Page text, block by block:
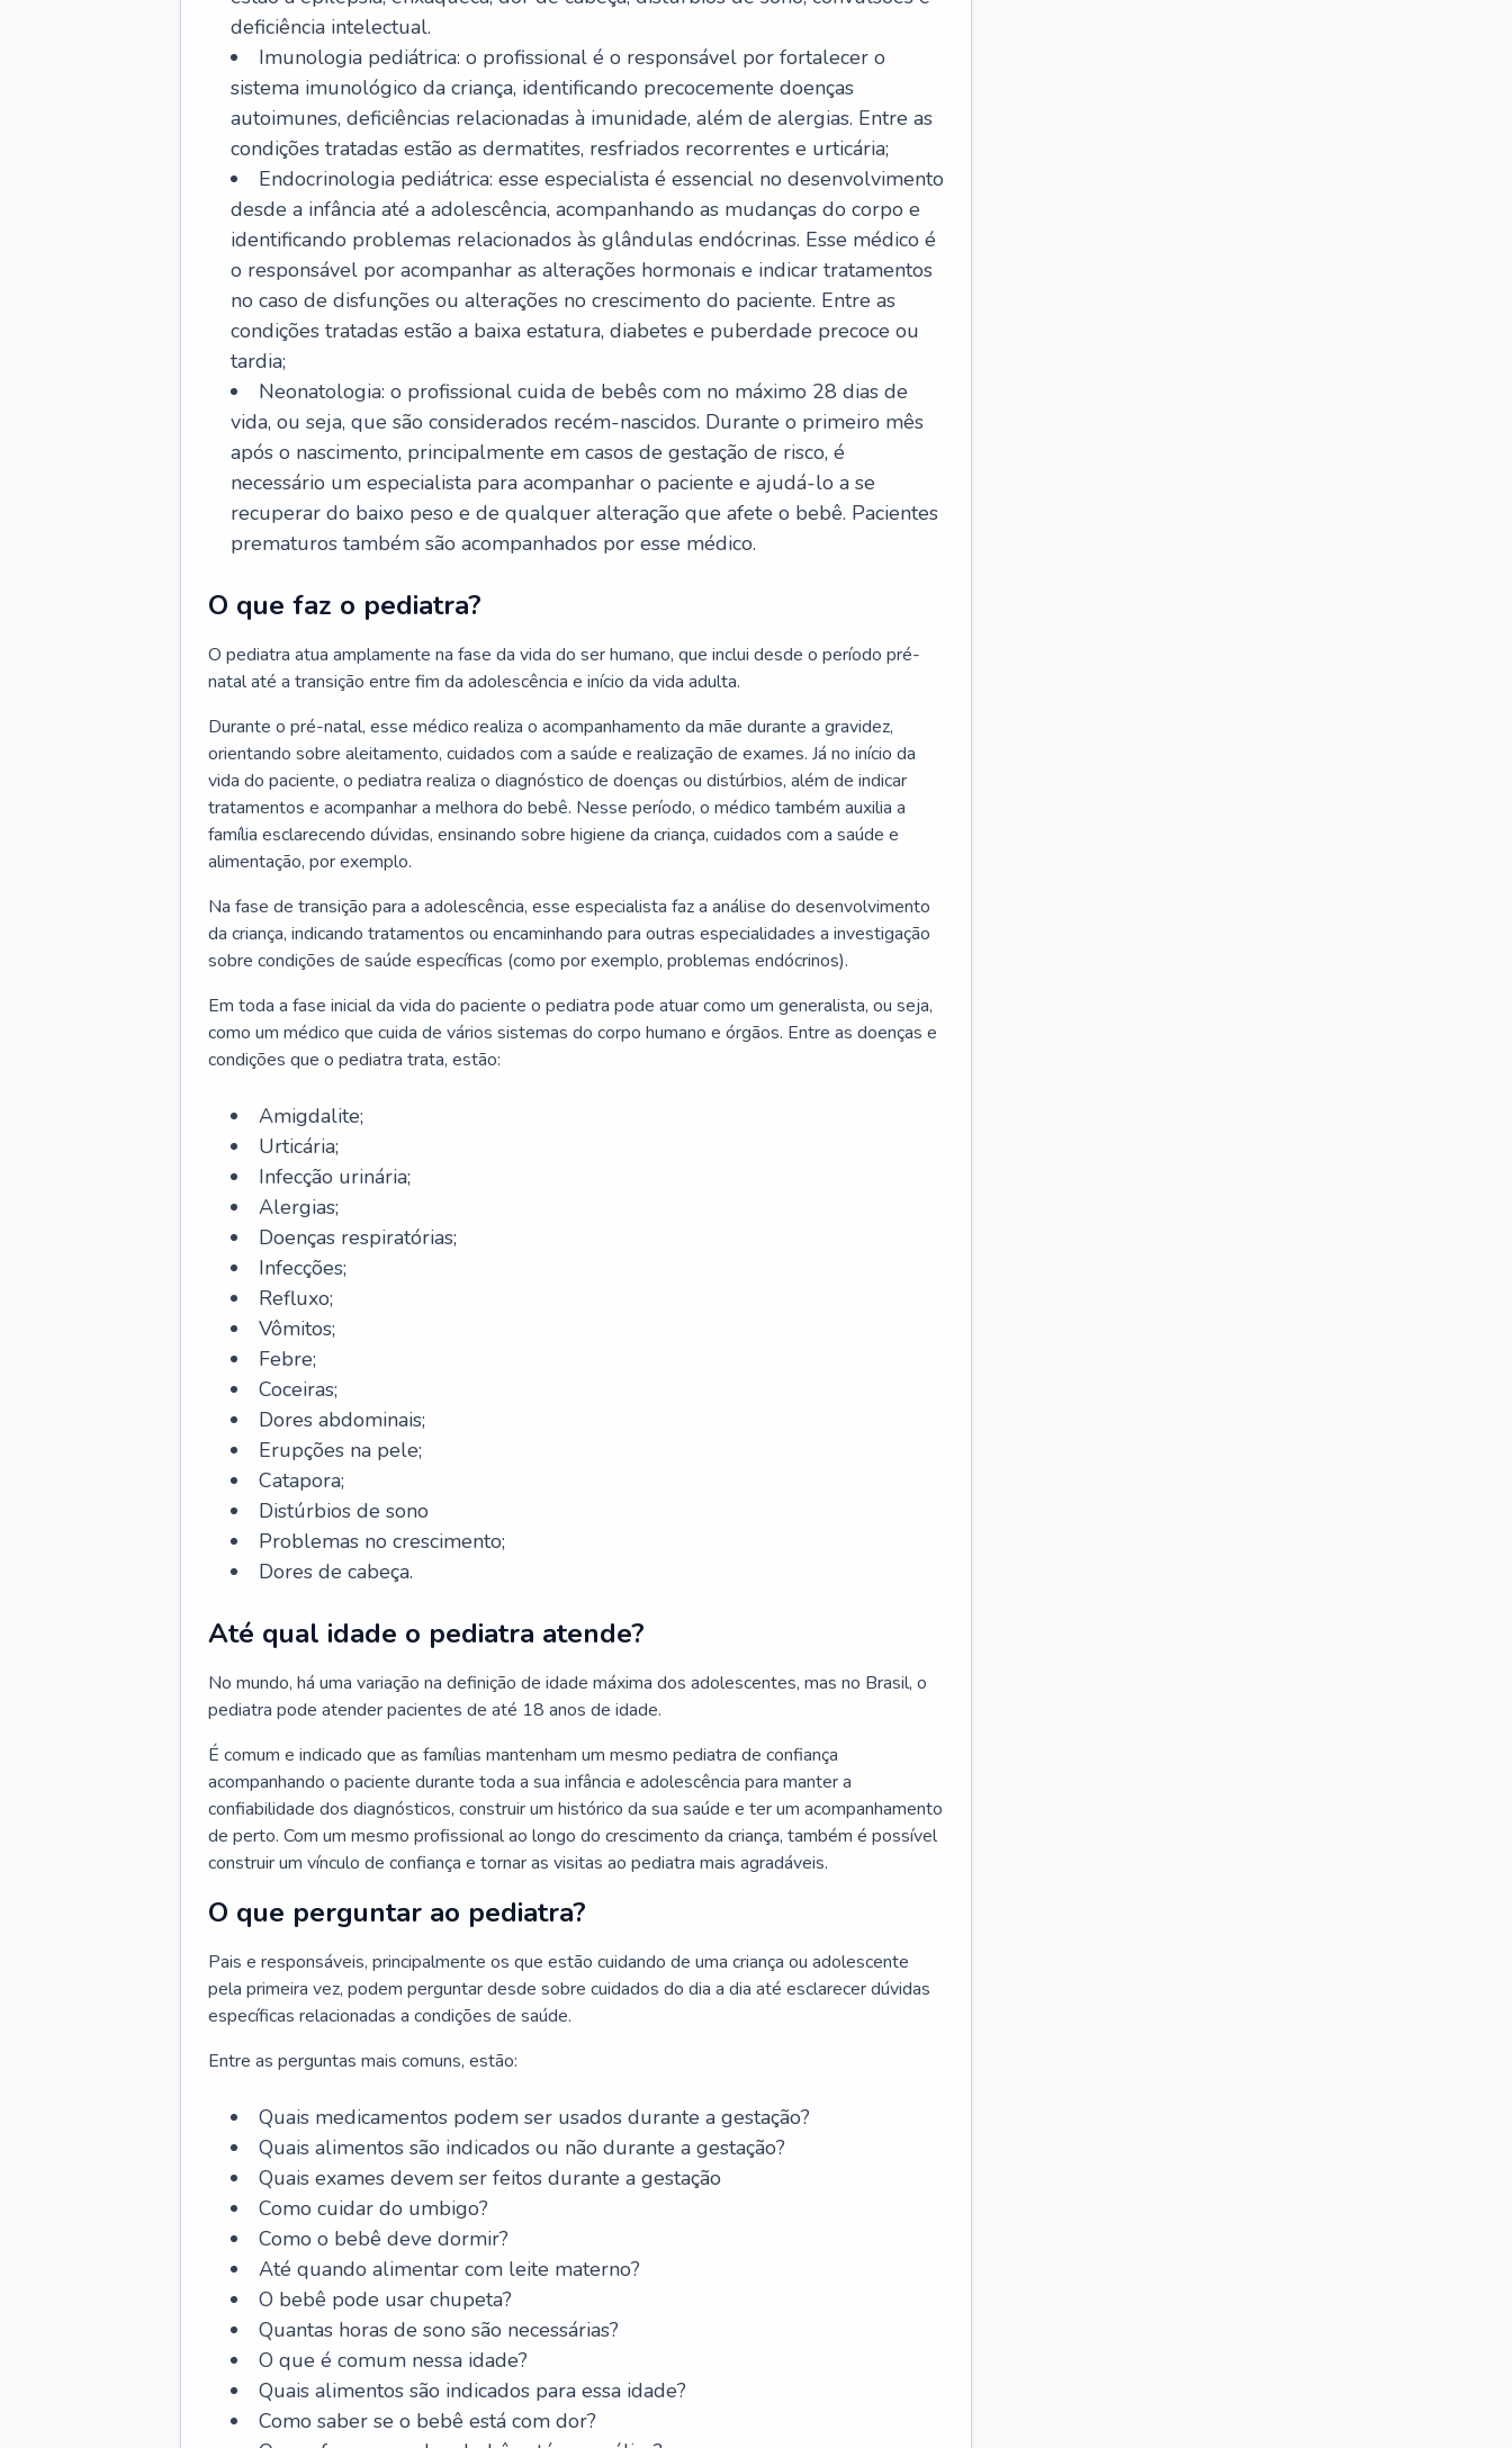
deficiência intelectual.
Imunologia pediátrica: o profissional é o responsável por fortalecer o
sistema imunológico da criança, identificando precocemente doenças
autoimunes, deficiências relacionadas à imunidade, além de alergias. Entre as
condições tratadas estão as dermatites, resfriados recorrentes e urticária;
Endocrinologia pediátrica: esse especialista é essencial no desenvolvimento
desde a infância até a adolescência, acompanhando as mudanças do corpo e
identificando problemas relacionados às glândulas endócrinas. Esse médico é
o responsável por acompanhar as alterações hormonais e indicar tratamentos
no caso de disfunções ou alterações no crescimento do paciente. Entre as
condições tratadas estão a baixa estatura, diabetes e puberdade precoce ou
tardia;
Neonatologia: o profissional cuida de bebês com no máximo 28 dias de
vida, ou seja, que são considerados recém-nascidos. Durante o primeiro mês
após o nascimento, principalmente em casos de gestação de risco, é
necessário um especialista para acompanhar o paciente e ajudá-lo a se
recuperar do baixo peso e de qualquer alteração que afete o bebê. Pacientes
prematuros também são acompanhados por esse médico.
O que faz o pediatra?
O pediatra atua amplamente na fase da vida do ser humano, que inclui desde o período pré-
natal até a transição entre fim da adolescência e início da vida adulta.
Durante o pré-natal, esse médico realiza o acompanhamento da mãe durante a gravidez,
orientando sobre aleitamento, cuidados com a saúde e realização de exames. Já no início da
vida do paciente, o pediatra realiza o diagnóstico de doenças ou distúrbios, além de indicar
tratamentos e acompanhar a melhora do bebê. Nesse período, o médico também auxilia a
família esclarecendo dúvidas, ensinando sobre higiene da criança, cuidados com a saúde e
alimentação, por exemplo.
Na fase de transição para a adolescência, esse especialista faz a análise do desenvolvimento
da criança, indicando tratamentos ou encaminhando para outras especialidades a investigação
sobre condições de saúde específicas (como por exemplo, problemas endócrinos).
Em toda a fase inicial da vida do paciente o pediatra pode atuar como um generalista, ou seja,
como um médico que cuida de vários sistemas do corpo humano e órgãos. Entre as doenças e
condições que o pediatra trata, estão:
Amigdalite;
Urticária;
Infecção urinária;
Alergias;
Doenças respiratórias;
Infecções;
Refluxo;
Vômitos;
Febre;
Coceiras;
Dores abdominais;
Erupções na pele;
Catapora;
Distúrbios de sono
Problemas no crescimento;
Dores de cabeça.
Até qual idade o pediatra atende?
No mundo, há uma variação na definição de idade máxima dos adolescentes, mas no Brasil, o
pediatra pode atender pacientes de até 18 anos de idade.
É comum e indicado que as famílias mantenham um mesmo pediatra de confiança
acompanhando o paciente durante toda a sua infância e adolescência para manter a
confiabilidade dos diagnósticos, construir um histórico da sua saúde e ter um acompanhamento
de perto. Com um mesmo profissional ao longo do crescimento da criança, também é possível
construir um vínculo de confiança e tornar as visitas ao pediatra mais agradáveis.
O que perguntar ao pediatra?
Pais e responsáveis, principalmente os que estão cuidando de uma criança ou adolescente
pela primeira vez, podem perguntar desde sobre cuidados do dia a dia até esclarecer dúvidas
específicas relacionadas a condições de saúde.
Entre as perguntas mais comuns, estão:
Quais medicamentos podem ser usados durante a gestação?
Quais alimentos são indicados ou não durante a gestação?
Quais exames devem ser feitos durante a gestação
Como cuidar do umbigo?
Como o bebê deve dormir?
Até quando alimentar com leite materno?
O bebê pode usar chupeta?
Quantas horas de sono são necessárias?
O que é comum nessa idade?
Quais alimentos são indicados para essa idade?
Como saber se o bebê está com dor?